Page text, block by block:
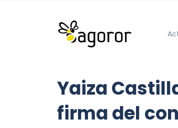
Yaiza
firma del